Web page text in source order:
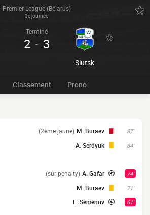
Premier League (Bélarus)
3e journée
Terminé
2 - 3
Slutsk
Classement Prono
87'
M. Buraev
(2ème jaune)
84'
A. Serdyuk
74'
A. Gafar
(sur penalty)
71'
M. Buraev
61'
E. Semenov